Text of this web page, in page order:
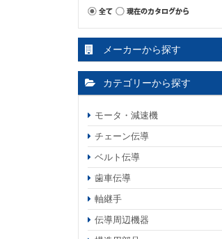
メーカーから探す
カテゴリーから探す
モータ・減速機
チェーン伝導
ベルト伝導
歯車伝導
軸継手
伝導周辺機器